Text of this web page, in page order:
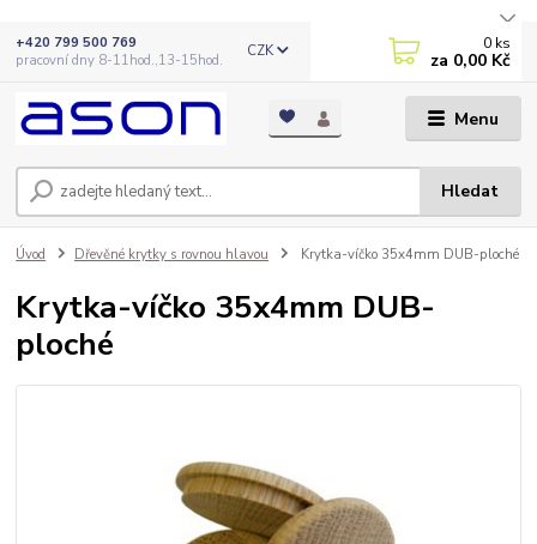
Menu
CZK
Hledat
+420 799 500 769
pracovní dny 8-11hod.,13-15hod.
0 ks
za 0,00 Kč
Úvod Dřevěné krytky s rovnou hlavou Krytka-víčko 35x4mm DUB-ploché
Krytka-víčko 35x4mm DUB-
ploché